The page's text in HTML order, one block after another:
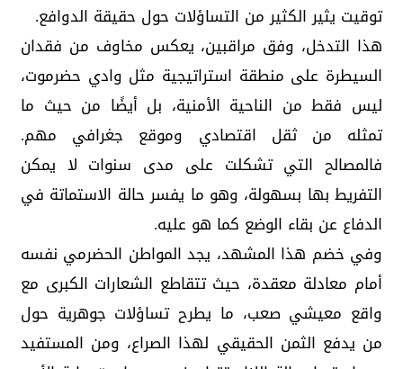
توقيت يثير الكثير من التساؤلات حول حقيقة الدوافع.
هذا التدخل، وفق مراقبين، يعكس مخاوف من فقدان
السيطرة على منطقة استراتيجية مثل وادي حضرموت،
ليس فقط من الناحية الأمنية، بل أيضًا من حيث ما
تمثله من ثقل اقتصادي وموقع جغرافي مهم.
فالمصالح التي تشكلت على مدى سنوات لا يمكن
التفريط بها بسهولة، وهو ما يفسر حالة الاستماتة في
الدفاع عن بقاء الوضع كما هو عليه.
وفي خضم هذا المشهد، يجد المواطن الحضرمي نفسه
أمام معادلة معقدة، حيث تتقاطع الشعارات الكبرى مع
واقع معيشي صعب، ما يطرح تساؤلات جوهرية حول
من يدفع الثمن الحقيقي لهذا الصراع، ومن المستفيد